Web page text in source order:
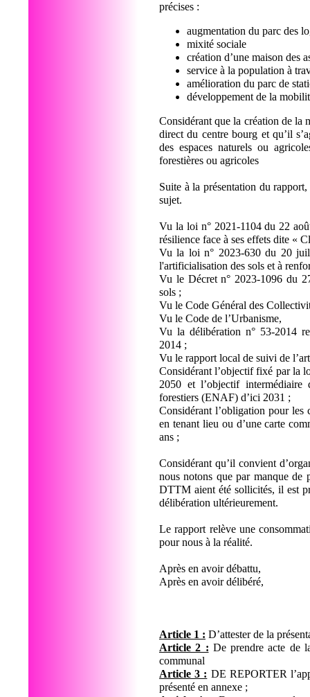
précises :
augmentation du parc des
mixité sociale
création d’une maison des
service à la population à
amélioration du parc de
développement de la
Considérant que la création de la
direct du centre bourg et qu’il
des espaces naturels ou
forestières ou agricoles
Suite à la présentation du
sujet.
Vu la loi n° 2021-1104 du 22
résilience face à ses effets dite «
Vu la loi n° 2023-630 du 20
l'artificialisation des sols et à
Vu le Décret n° 2023-1096 du
sols ;
Vu le Code Général des
Vu le Code de l’Urbanisme,
Vu la délibération n° 53-2014
2014 ;
Vu le rapport local de suivi de
Considérant l’objectif fixé par la
2050 et l’objectif intermédiaire
forestiers (ENAF) d’ici 2031 ;
Considérant l’obligation pour les
en tenant lieu ou d’une carte
ans ;
Considérant qu’il convient
nous notons que par manque de
DTTM aient été sollicités, il est
délibération ultérieurement.
Le rapport relève une
pour nous à la réalité.
Après en avoir débattu,
Après en avoir délibéré,
Article 1 : D’attester de la
Article 2 : De prendre acte de
communal
Article 3 : DE REPORTER
présenté en annexe ;